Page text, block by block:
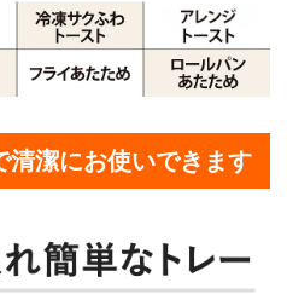
清潔にお使いできます